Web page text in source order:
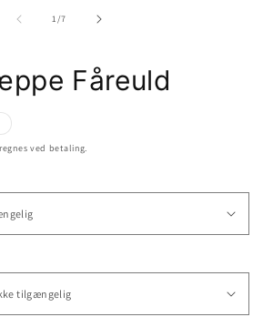
1/af
7
Fåreuld
ved betaling.